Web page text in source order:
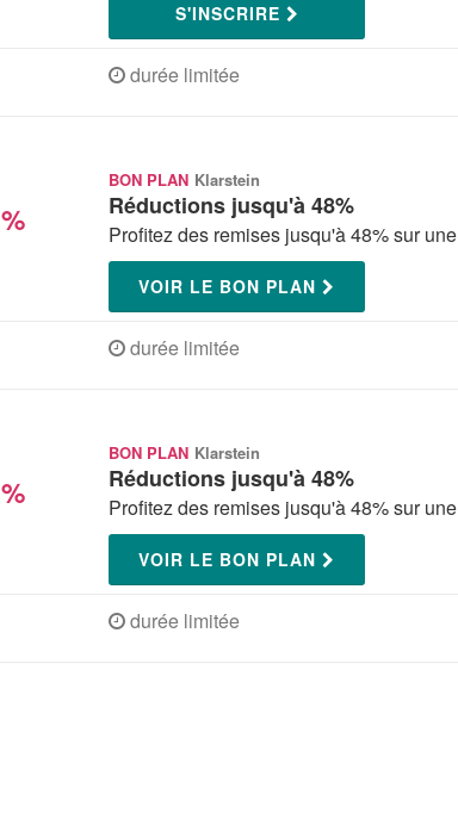
S'INSCRIRE
durée limitée
%
BON PLAN Klarstein
Réductions jusqu'à 48%
Profitez des remises jusqu'à 48% sur
VOIR LE BON PLAN
durée limitée
%
BON PLAN Klarstein
Réductions jusqu'à 48%
Profitez des remises jusqu'à 48% sur
VOIR LE BON PLAN
durée limitée